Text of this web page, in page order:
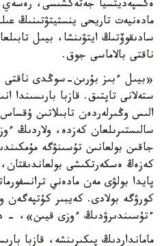
ەكسپەديتسيا جەتەكشىسى، رەسەي
مادەنيەت تاريحى ينستيتۋتىنىڭ
سادىقوۆتىڭ ايتۋىنشا، بيىل
ناقتى بالاماسى جوق.
«بيىل ءبىز بۇرىن-سوڭدى
ستەلانى تاپتىق. قازبا بارىسىندا
الىس وڭىرلەردەن تابىلاتىن
سالىستىرىلعان كەزدە، ولاردىڭ
جاقىن بولعانىن تۇسىنۋگە
كەزەڭ ەسكەرتكىشى
پايدا بولۋى مەن مادەني
كورۋگە بولادى. كەيبىر كۇتپەگەن
ءتۇسىندىرۋدىڭ ءوزى قيىن»، -
مامانداردىڭ پىكىرىنشە، قازبا